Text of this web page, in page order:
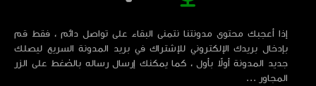
إذا أعجبك محتوى مدونتنا نتمنى البقاء على تواصل دائم ، فقط قم
بإدخال بريدك الإلكتروني للإشتراك في بريد المدونة السريع ليصلك
جديد المدونة أولاً بأول ، كما يمكنك إرسال رساله بالضغط على الزر
المجاور ...